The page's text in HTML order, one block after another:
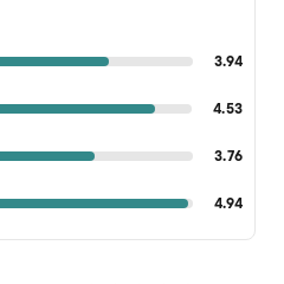
3.94
4.53
3.76
4.94